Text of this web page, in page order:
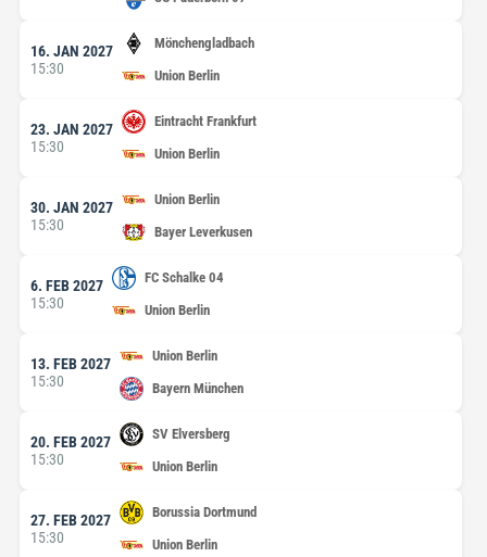
16. JAN 2027
15:30
Mönchengladbach
Union Berlin
23. JAN 2027
15:30
Eintracht Frankfurt
Union Berlin
30. JAN 2027
15:30
Union Berlin
Bayer Leverkusen
6. FEB 2027
15:30
FC Schalke 04
Union Berlin
13. FEB 2027
15:30
Union Berlin
Bayern München
20. FEB 2027
15:30
SV Elversberg
Union Berlin
27. FEB 2027
15:30
Borussia Dortmund
Union Berlin